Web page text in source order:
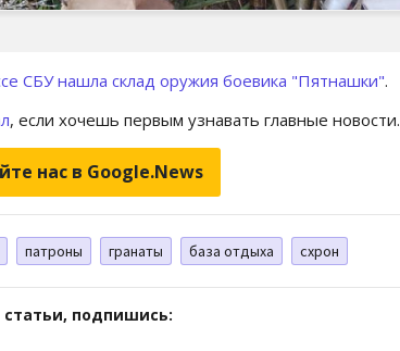
СБУ нашла склад оружия боевика "Пятнашки".
, если хочешь первым узнавать главные новости.
нас в Google.News
патроны гранаты база отдыха схрон
статьи, подпишись: